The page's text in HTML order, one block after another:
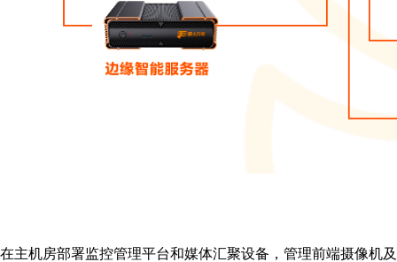
在主机房部署监控管理平台和媒体汇聚设备，管理前端摄像机